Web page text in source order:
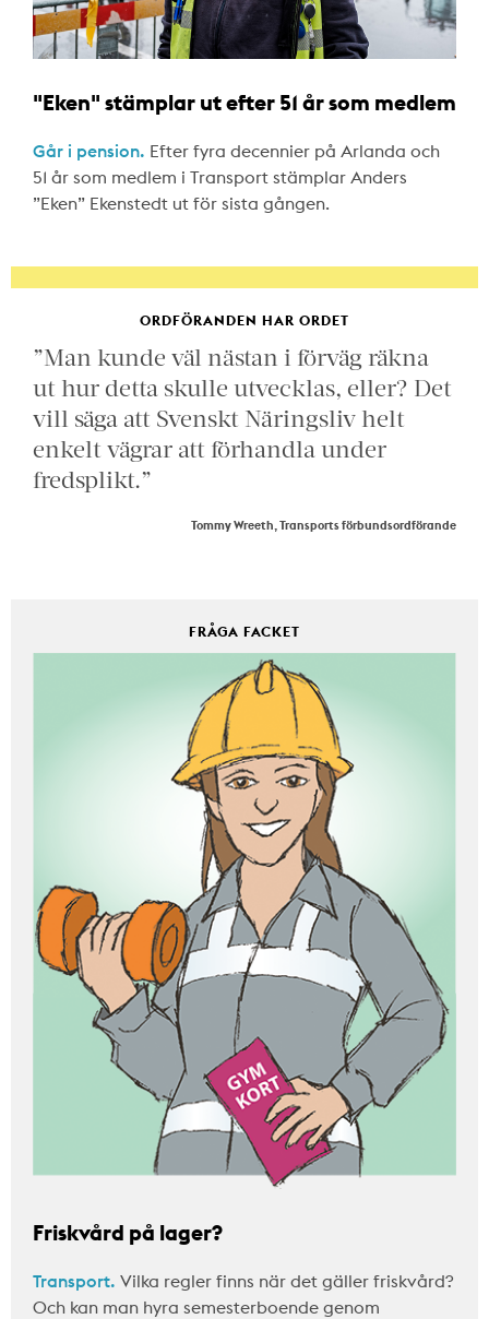
"Eken" stämplar ut efter 51 år som medlem
Går i pension. Efter fyra decennier på Arlanda och
51 år som medlem i Transport stämplar Anders
”Eken” Ekenstedt ut för sista gången.
ORDFÖRANDEN HAR ORDET
”Man kunde väl nästan i förväg räkna
ut hur detta skulle utvecklas, eller? Det
vill säga att Svenskt Näringsliv helt
enkelt vägrar att förhandla under
fredsplikt.”
Tommy Wreeth, Transports förbundsordförande
FRÅGA FACKET
Friskvård på lager?
Transport. Vilka regler finns när det gäller friskvård?
Och kan man hyra semesterboende genom